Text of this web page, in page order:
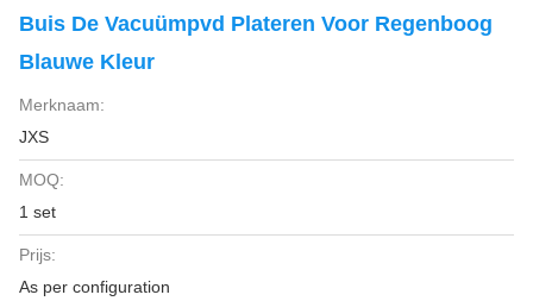
Buis De Vacuümpvd Plateren Voor Regenboog
Blauwe Kleur
Merknaam:
JXS
MOQ:
1 set
Prijs:
As per configuration